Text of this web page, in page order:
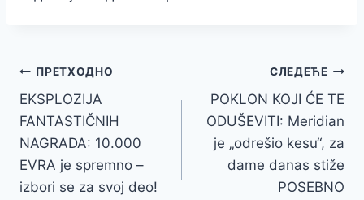
Кретање
чланка
ПРЕТХОДНО
EKSPLOZIJA
FANTASTIČNIH
NAGRADA: 10.000
EVRA je spremno –
izbori se za svoj deo!
СЛЕДЕЋЕ
POKLON KOJI ĆE TE
ODUŠEVITI: Meridian
je „odrešio kesu“, za
dame danas stiže
POSEBNO